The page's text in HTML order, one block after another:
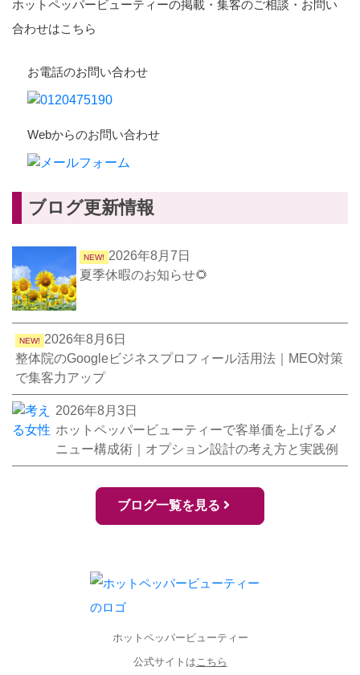
ホットペッパービューティーの掲載・集客のご相談・お問い
合わせはこちら
お電話のお問い合わせ
Webからのお問い合わせ
ブログ更新情報
NEW!
2026年8月7日
夏季休暇のお知らせ🌻
NEW!
2026年8月6日
整体院のGoogleビジネスプロフィール活用法｜MEO対策
で集客力アップ
2026年8月3日
ホットペッパービューティーで客単価を上げるメ
ニュー構成術｜オプション設計の考え方と実践例
ブログ一覧を見る
ホットペッパービューティー
公式サイトは こちら